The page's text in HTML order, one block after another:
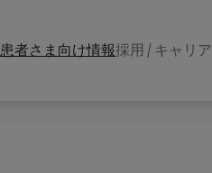
患者さま向け情報採用 / キャリア